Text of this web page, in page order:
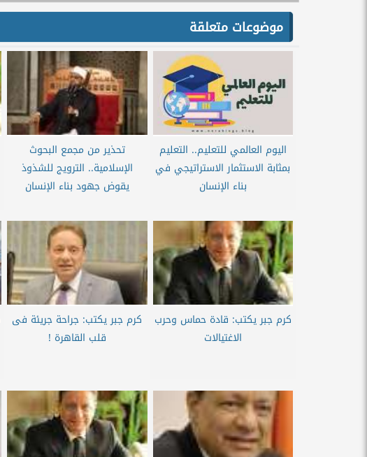
موضوعات متعلقة
اليوم العالمي للتعليم.. التعليم
بمثابة الاستثمار الاستراتيجي في
بناء الإنسان
تحذير من مجمع البحوث
الإسلامية.. الترويج للشذوذ
يقوض جهود بناء الإنسان
كرم جبر يكتب: قادة حماس وحرب
الاغتيالات
كرم جبر يكتب: جراحة جريئة فى
قلب القاهرة !